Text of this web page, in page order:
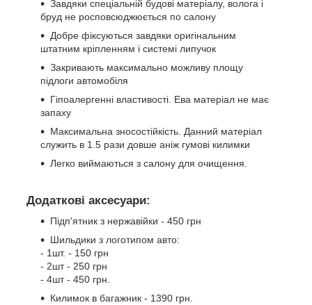
Завдяки спеціальній будові матеріалу, волога і
бруд не росповсюджюється по салону
Добре фіксуються завдяки оригінальним
штатним кріпленням і системі липучок
Закривають максимально можливу площу
підлоги автомобіля
Гіпоалергенні властивості. Ева матеріал не має
запаху
Максимальна зносостійкість. Данний матеріал
служить в 1.5 рази довше аніж гумові килимки
Легко виймаються з салону для очищення.
Додаткові аксесуари:
Підп'ятник з нержавійки - 450 грн
Шильдики з логотипом авто:
- 1шт. - 150 грн
- 2шт - 250 грн
- 4шт - 450 грн.
Килимок в багажник - 1390 грн.